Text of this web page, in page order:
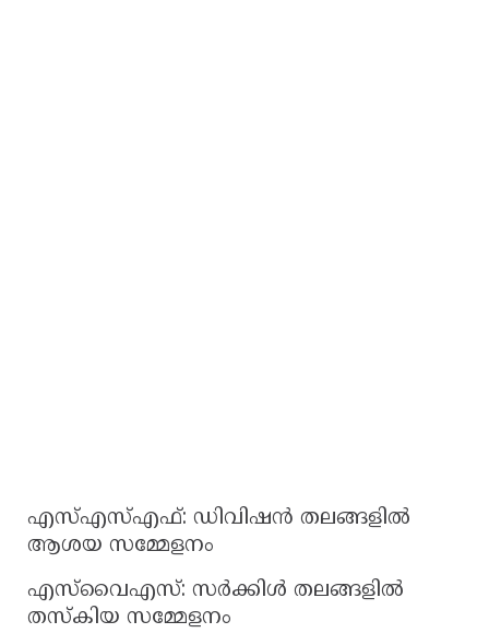
എസ്‌എസ്‌എഫ്: ഡിവിഷൻ തലങ്ങളിൽ
ആശയ സമ്മേളനം
എസ്‌വൈഎസ്: സർക്കിൾ തലങ്ങളിൽ
തസ്കിയ സമ്മേളനം